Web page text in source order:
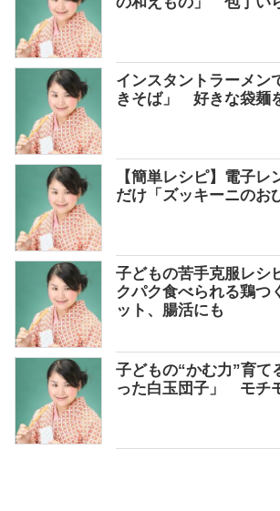
インスタントラーメン
きそば」 好きな袋麺
【簡単レシピ】電子レ
だけ「ズッキーニのお
子どもの苦手克服レシ
クパク食べられる鶏
ット、腸活にも
子どもの“かむ力”育
った白玉団子」 モチ